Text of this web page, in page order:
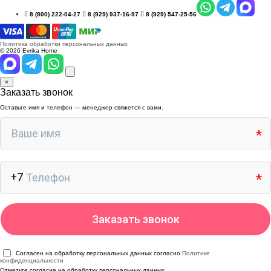
8 (800) 222-04-27 8 (929) 937-16-97 8 (929) 547-25-56
Политика обработки персональных данных
© 2026 Evrika Home
×
Заказать звонок
Оставьте имя и телефон — менеджер свяжется с вами.
Согласен на обработку персональных данных согласно Политике
конфиденциальности